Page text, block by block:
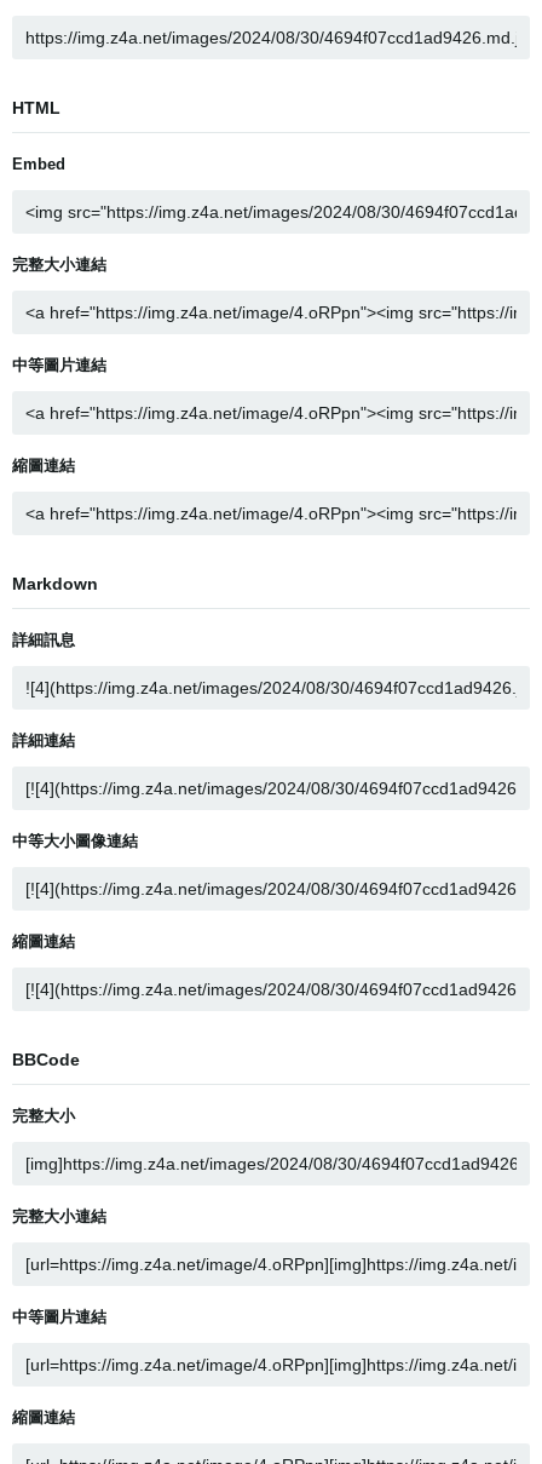
HTML
Embed
完整大小連結
中等圖片連結
縮圖連結
Markdown
詳細訊息
詳細連結
中等大小圖像連結
縮圖連結
BBCode
完整大小
完整大小連結
中等圖片連結
縮圖連結